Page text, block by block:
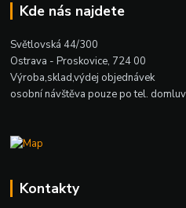
Kde nás najdete
Světlovská 44/300
Ostrava - Proskovice, 724 00
Výroba,sklad,výdej objednávek
osobní návštěva pouze po tel.
Kontakty